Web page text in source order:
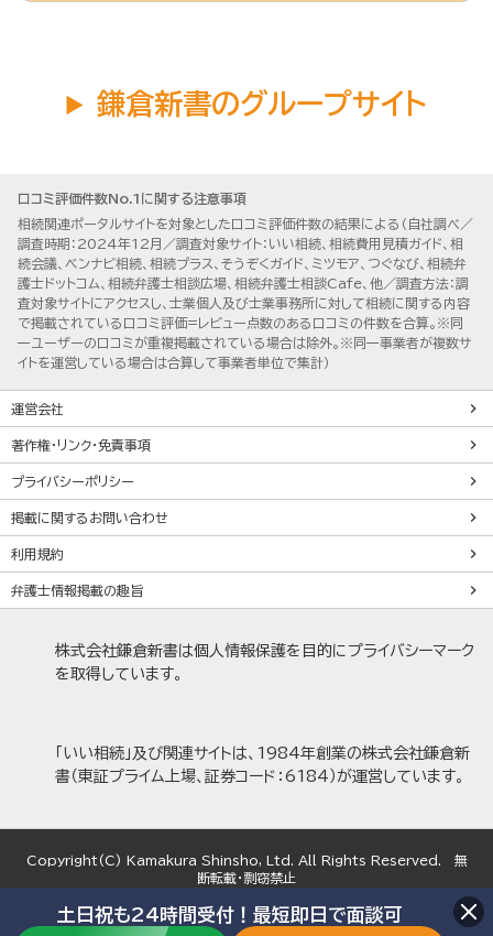
鎌倉新書のグループサイト
口コミ評価件数No.1に関する注意事項
相続関連ポータルサイトを対象とした口コミ評価件数の結果による（自社調べ／
調査時期：2024年12月／調査対象サイト：いい相続、相続費用見積ガイド、相
続会議、ベンナビ相続、相続プラス、そうぞくガイド、ミツモア、つぐなび、相続弁
護士ドットコム、相続弁護士相談広場、相続弁護士相談Cafe、他／調査方法：調
査対象サイトにアクセスし、士業個人及び士業事務所に対して相続に関する内容
で掲載されている口コミ評価=レビュー点数のある口コミの件数を合算。※同
一ユーザーの口コミが重複掲載されている場合は除外。※同一事業者が複数サ
イトを運営している場合は合算して事業者単位で集計）
運営会社
著作権・リンク・免責事項
プライバシーポリシー
掲載に関するお問い合わせ
利用規約
弁護士情報掲載の趣旨
株式会社鎌倉新書は個人情報保護を目的にプライバシーマーク
を取得しています。
「いい相続」及び関連サイトは、1984年創業の株式会社鎌倉新
書（東証プライム上場、証券コード：6184）が運営しています。
Copyright(C) Kamakura Shinsho, Ltd. All Rights Reserved. 無
断転載・剽窃禁止
土日祝も24時間受付！最短即日で面談可